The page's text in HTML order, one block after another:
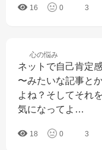
16 0 3
心の悩み
ネットで自己肯定
〜みたいな記事と
よね？そしてそれ
気になってよ…
18 0 3